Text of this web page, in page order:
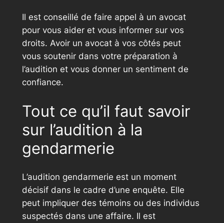
Il est conseillé de faire appel à un avocat
pour vous aider et vous informer sur vos
droits. Avoir un avocat à vos côtés peut
vous soutenir dans votre préparation à
l’audition et vous donner un sentiment de
confiance.
Tout ce qu’il faut savoir
sur l’audition à la
gendarmerie
L’audition gendarmerie est un moment
décisif dans le cadre d’une enquête. Elle
peut impliquer des témoins ou des individus
suspectés dans une affaire. Il est